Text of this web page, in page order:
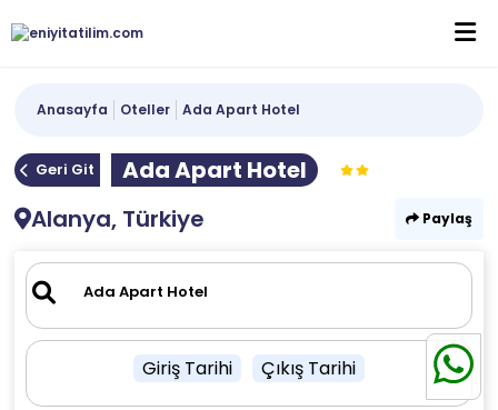
Anasayfa Oteller Ada Apart Hotel
Geri Git
Ada Apart Hotel
Alanya, Türkiye
Paylaş
Giriş Tarihi Çıkış Tarihi